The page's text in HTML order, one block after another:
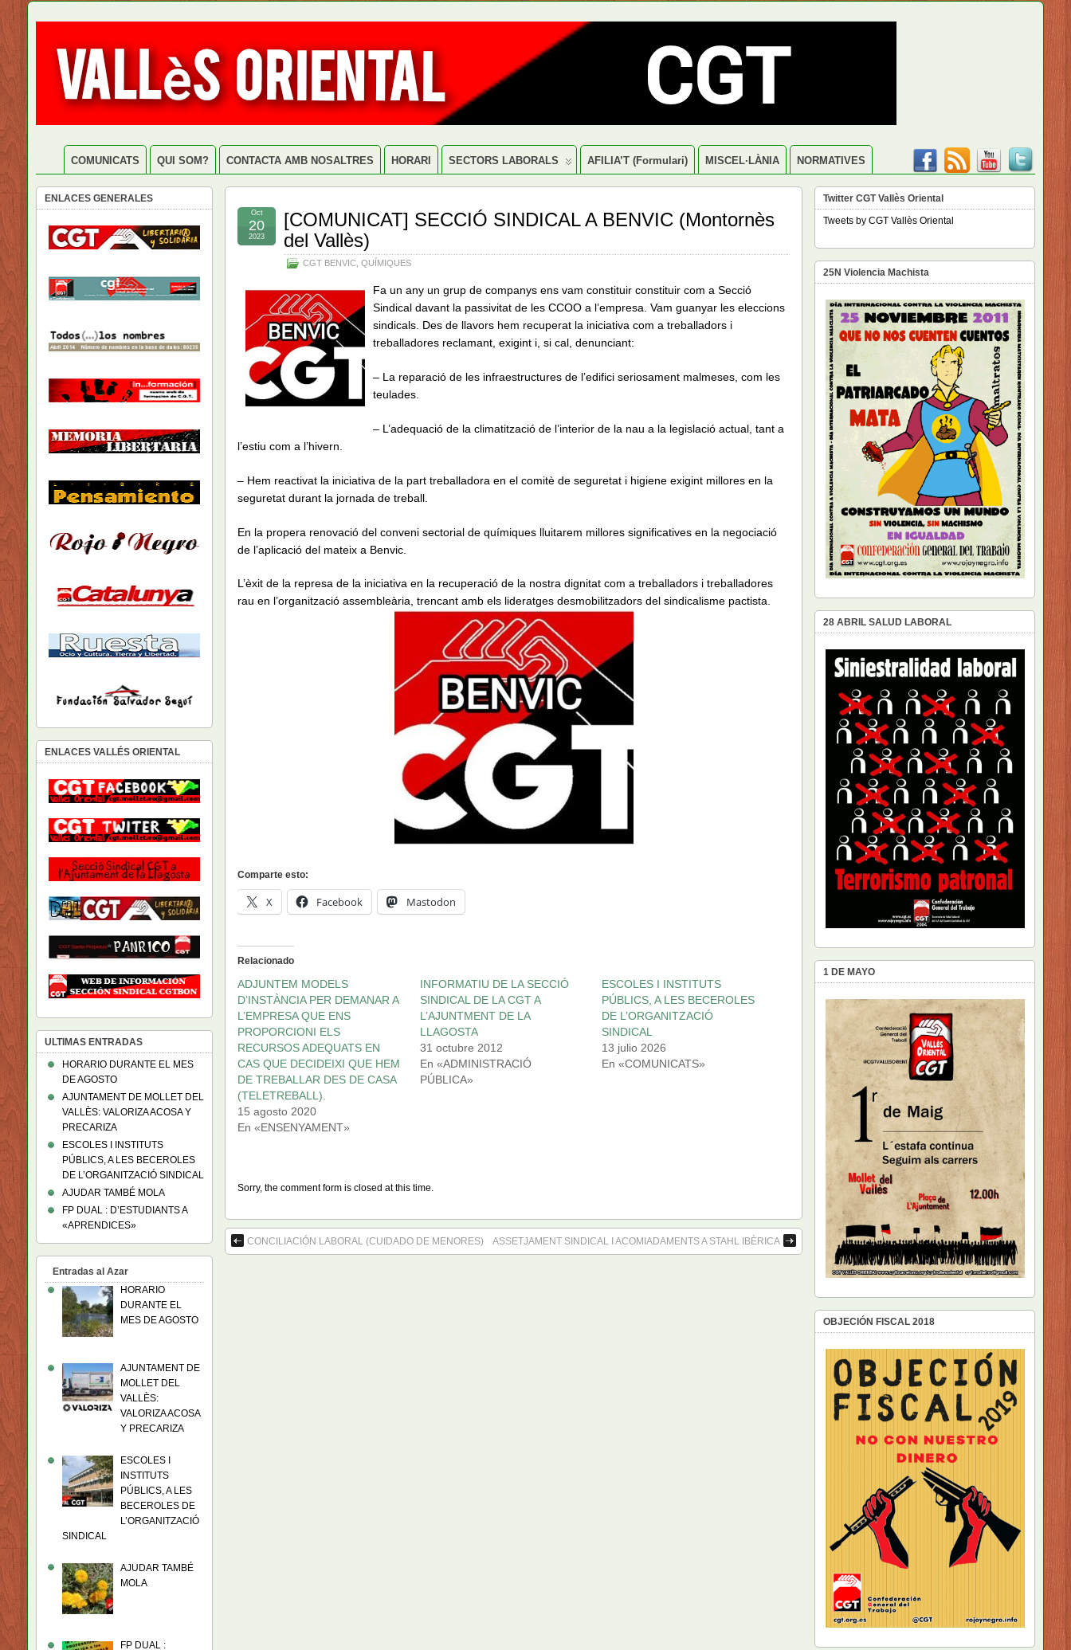
COMUNICATS QUI SOM? CONTACTA AMB NOSALTRES HORARI SECTORS LABORALS AFILIA’T (formulari) MISCEL·LÀNIA NORMATIVES
[COMUNICAT] SECCIÓ SINDICAL A BENVIC (Montornès
del Vallès)
CGT BENVIC QUÍMIQUES
Oct
20
2023
Fa un any un grup de companys ens vam constituir constituir com a Secció
Sindical davant la passivitat de les CCOO a l’empresa. Vam guanyar les eleccions
sindicals. Des de llavors hem recuperat la iniciativa com a treballadors i
treballadores reclamant, exigint i, si cal, denunciant:
– La reparació de les infraestructures de l’edifici seriosament malmeses, com les
teulades.
– L’adequació de la climatització de l’interior de la nau a la legislació actual, tant a
l’estiu com a l’hivern.
– Hem reactivat la iniciativa de la part treballadora en el comitè de seguretat i higiene exigint millores en la
seguretat durant la jornada de treball.
En la propera renovació del conveni sectorial de químiques lluitarem millores significatives en la negociació
de l’aplicació del mateix a Benvic.
L’èxit de la represa de la iniciativa en la recuperació de la nostra dignitat com a treballadors i treballadores
rau en l’organització assembleària, trencant amb els lideratges desmobilitzadors del sindicalisme pactista.
Comparte esto:
X Facebook Mastodon
Relacionado
ADJUNTEM MODELS
D’INSTÀNCIA PER DEMANAR A
L’EMPRESA QUE ENS
PROPORCIONI ELS
RECURSOS ADEQUATS EN
CAS QUE DECIDEIXI QUE HEM
DE TREBALLAR DES DE CASA
(TELETREBALL).
15 agosto 2020
En «ENSENYAMENT»
INFORMATIU DE LA SECCIÓ
SINDICAL DE LA CGT A
L’AJUNTMENT DE LA
LLAGOSTA
31 octubre 2012
En «ADMINISTRACIÓ
PÚBLICA»
ESCOLES I INSTITUTS
PÚBLICS, A LES BECEROLES
DE L’ORGANITZACIÓ
SINDICAL
13 julio 2026
En «COMUNICATS»
Sorry, the comment form is closed at this time.
CONCILIACIÓN LABORAL (CUIDADO DE MENORES) ASSETJAMENT SINDICAL I ACOMIADAMENTS A STAHL IBÈRICA
ENLACES GENERALES
ENLACES VALLÉS ORIENTAL
ULTIMAS ENTRADAS
HORARIO DURANTE EL MES
DE AGOSTO
AJUNTAMENT DE MOLLET DEL
VALLÈS: VALORIZA ACOSA Y
PRECARIZA
ESCOLES I INSTITUTS
PÚBLICS, A LES BECEROLES
DE L’ORGANITZACIÓ SINDICAL
AJUDAR TAMBÉ MOLA
FP DUAL : D’ESTUDIANTS A
«APRENDICES»
Entradas al Azar
HORARIO
DURANTE EL
MES DE AGOSTO
AJUNTAMENT DE
MOLLET DEL
VALLÈS:
VALORIZA ACOSA
Y PRECARIZA
ESCOLES I
INSTITUTS
PÚBLICS, A LES
BECEROLES DE
L’ORGANITZACIÓ
SINDICAL
AJUDAR TAMBÉ
MOLA
FP DUAL :
Twitter CGT Vallès Oriental
Tweets by CGT Vallès Oriental
25N Violencia Machista
28 ABRIL SALUD LABORAL
1 DE MAYO
OBJECIÓN FISCAL 2018